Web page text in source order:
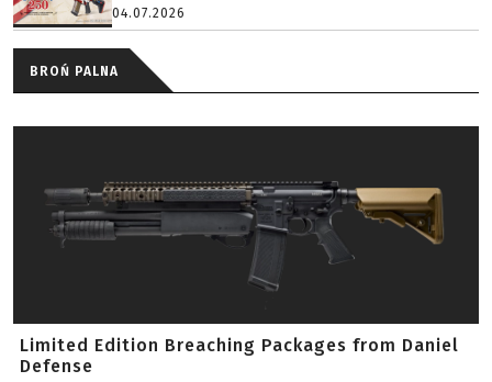
04.07.2026
BROŃ PALNA
Limited Edition Breaching Packages from Daniel
Defense